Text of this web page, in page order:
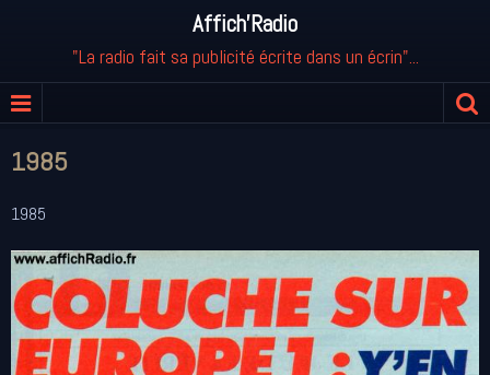
Affich'Radio
"La radio fait sa publicité écrite dans un écrin"...
1985
1985